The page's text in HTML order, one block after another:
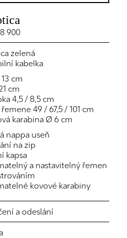
Next
900
zelená
kabelka
cm
cm
4,5 / 8,5 cm
49 / 67,5 / 101 cm
karabina Ø 6 cm
nappa useň
na zip
kapsa
a nastavitelný řemen
kovové karabiny
a odeslání